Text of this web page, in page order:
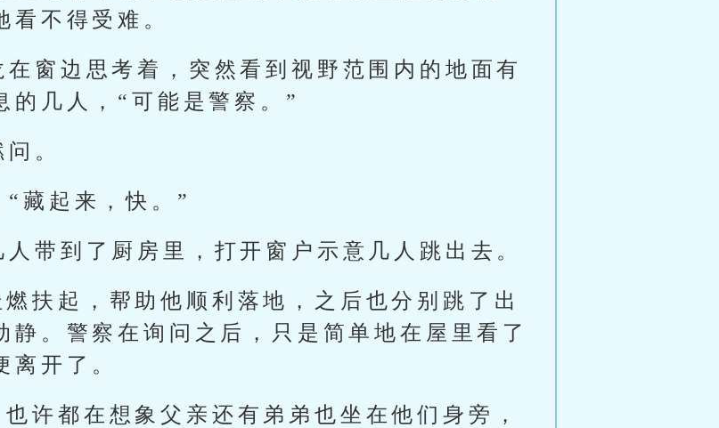
看不得受难。
窗边思考着，突然看到视野范围内的地面有
的几人，“可能是警察。”
。
藏起来，快。”
带到了厨房里，打开窗户示意几人跳出去。
扶起，帮助他顺利落地，之后也分别跳了出
静。警察在询问之后，只是简单地在屋里看了
离开了。
许都在想象父亲还有弟弟也坐在他们身旁，